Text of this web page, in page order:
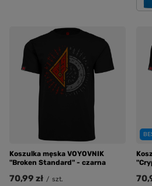
Koszulka męska VOYOVNIK
"Broken Standard" - czarna
70,99 zł / szt.